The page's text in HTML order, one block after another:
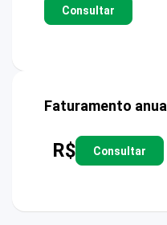
Consultar
Faturamento anual
R$ Consultar